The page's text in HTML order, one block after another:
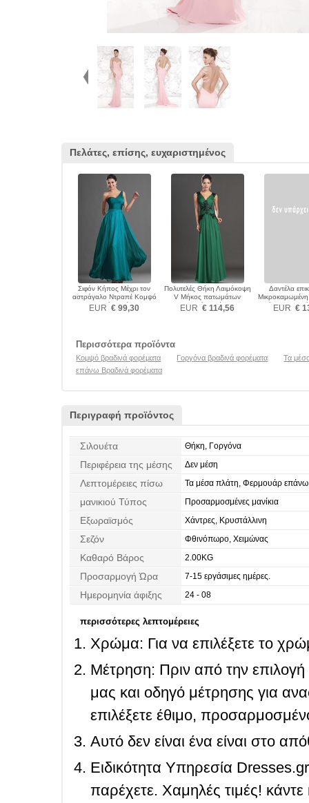
Πελάτες, επίσης, ευχαριστημένος
Σιφόν Κήπος Μέχρι τον
αστράγαλο Ντραπέ Κομψό
Βραδινά φορέματα
EUR € 99,30
Πολυτελές Θήκη Λαιμόκοψη
V Μήκος πατωμάτων
Βραδινά φορέματα
EUR € 114,56
Δαντέλα
επάνωEUR €
Περισσότερα προϊόντα
Κομψό βραδινά φορέματα Γοργόνα βραδινά φορέματα
Τα
επάνω Βραδινά φορέματα
Περιγραφή προϊόντος
Σιλουέτα Θήκη, Γοργόνα
Περιφέρεια της μέσης Δεν μέση
Λεπτομέρειες πίσω Τα μέσα πλάτη, Φερμουάρ επάνω
μανικιού Τύπος Προσαρμοσμένες μανίκια
Εξωραϊσμός Χάντρες, Κρυστάλλινη
Σεζόν Φθινόπωρο, Χειμώνας
Καθαρό Βάρος 2.00KG
Προσαρμογή Ώρα 7-15 εργάσιμες ημέρες.
Ημερομηνία άφιξης 24 - 08
περισσότερες λεπτομέρειες
Χρώμα: Για να επιλέξετε το
Μέτρηση: Πριν από την
μας και οδηγό μέτρησης για
επιλέξετε έθιμο,
Αυτό δεν είναι ένα είναι στο
Ειδικότητα Υπηρεσία
παρέχετε. Χαμηλές τιμές! κάντε